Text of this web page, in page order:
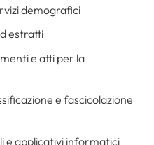
demografici
estratti
e atti per la
e fascicolazione
e applicativi informatici